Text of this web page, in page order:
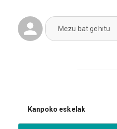
Mezu bat gehitu
Kanpoko eskelak